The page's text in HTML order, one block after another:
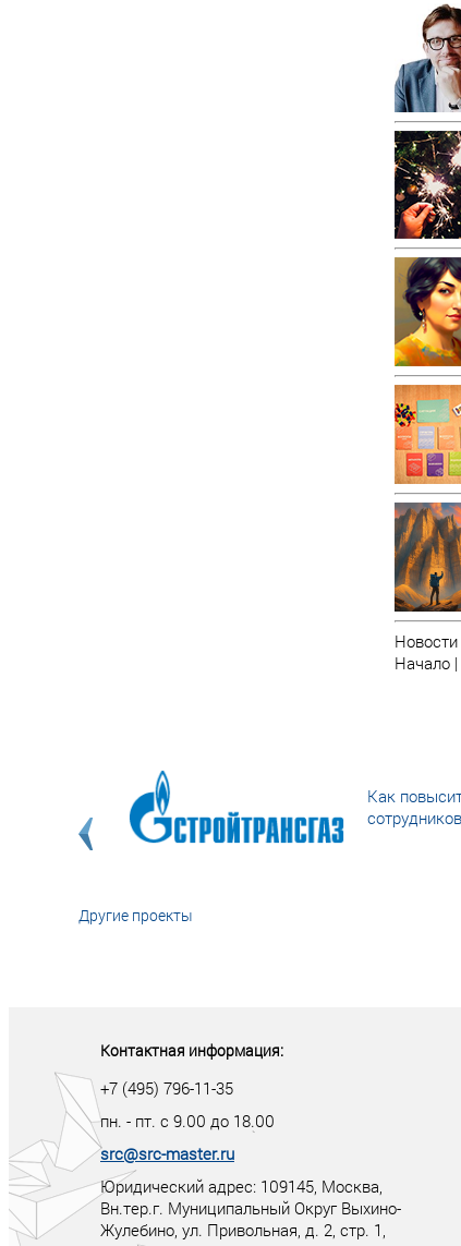
Начало
Как
Другие проекты
Контактная информация:
+7 (495) 796-11-35
пн. - пт. с 9.00 до 18.00
src@src-master.ru
Юридический адрес: 109145, Москва,
Вн.тер.г. Муниципальный Округ Выхино-
Жулебино, ул. Привольная, д. 2, стр. 1,